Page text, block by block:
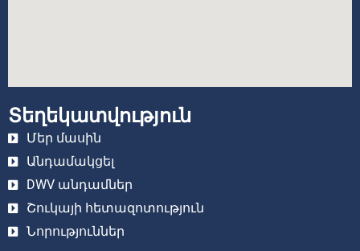
Տեղեկատվություն
Մեր մասին
Անդամակցել
DWV անդամներ
Շուկայի հետազոտություն
Նորություններ